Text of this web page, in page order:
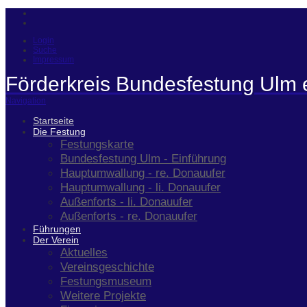
Login
Suche
Impressum
Förderkreis Bundesfestung Ulm
Navigation
Startseite
Die Festung
Festungskarte
Bundesfestung Ulm - Einführung
Hauptumwallung - re. Donauufer
Hauptumwallung - li. Donauufer
Außenforts - li. Donauufer
Außenforts - re. Donauufer
Führungen
Der Verein
Aktuelles
Vereinsgeschichte
Festungsmuseum
Weitere Projekte